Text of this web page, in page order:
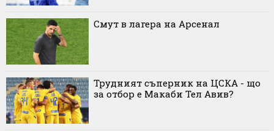
Смут в лагера на Арсенал
Трудният съперник на ЦСКА - що
за отбор е Макаби Тел Авив?